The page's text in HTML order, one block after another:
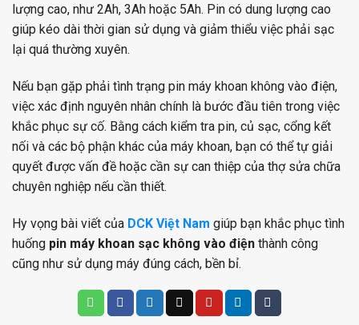
lượng cao, như 2Ah, 3Ah hoặc 5Ah. Pin có dung lượng cao
giúp kéo dài thời gian sử dụng và giảm thiểu việc phải sạc
lại quá thường xuyên.
Nếu bạn gặp phải tình trạng pin máy khoan không vào điện,
việc xác định nguyên nhân chính là bước đầu tiên trong việc
khắc phục sự cố. Bằng cách kiểm tra pin, củ sạc, cổng kết
nối và các bộ phận khác của máy khoan, bạn có thể tự giải
quyết được vấn đề hoặc cần sự can thiệp của thợ sửa chữa
chuyên nghiệp nếu cần thiết.
Hy vọng bài viết của DCK Việt Nam giúp bạn khắc phục tình
huống pin máy khoan sạc không vào điện thành công
cũng như sử dụng máy đúng cách, bền bỉ.